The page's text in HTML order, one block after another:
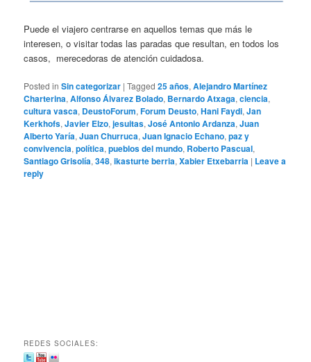
Puede el viajero centrarse en aquellos temas que más le
interesen, o visitar todas las paradas que resultan, en todos los
casos, merecedoras de atención cuidadosa.
Posted in Sin categorizar |Tagged 25 años,Alejandro Martínez
Charterina,Alfonso Álvarez Bolado, Bernardo Atxaga,ciencia,
cultura vasca, DeustoForum,Forum Deusto,Hani Faydi,Jan
Kerkhofs,Javier Elzo,jesuitas,José Antonio Ardanza,Juan
Alberto Yaría,Juan Churruca,Juan Ignacio Echano,paz y
convivencia,política,pueblos del mundo, Roberto Pascual,
Santiago Grisolía,348,ikasturte berria,Xabier Etxebarria | Leave a
reply
REDES SOCIALES: